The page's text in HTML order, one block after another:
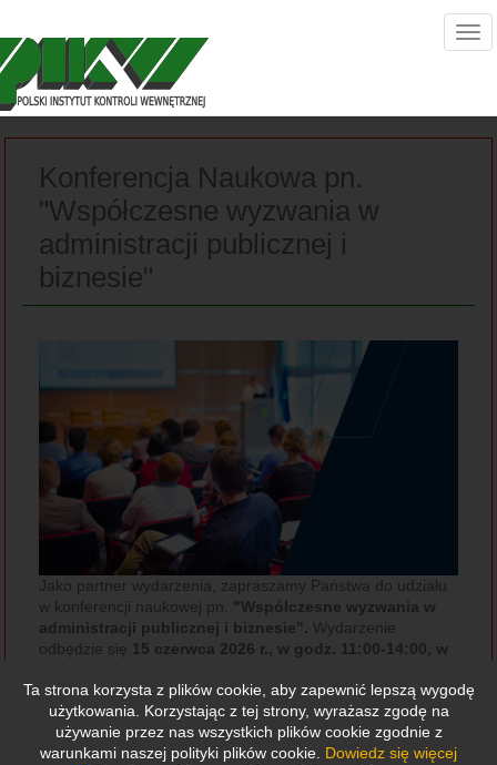
Konferencja Naukowa pn.
"Współczesne wyzwania w
administracji publicznej i
biznesie"
Jako partner wydarzenia, zapraszamy Państwa do udziału
w konferencji naukowej pn. "Współczesne wyzwania w
administracji publicznej i biznesie". Wydarzenie
odbędzie się 15 czerwca 2026 r., w godz. 11:00-14:00, w
uroczyste otwarcie drugiego w Polsce terenowego punktu
konsultacyjnego UODO w Katowicach.
Więcej informacji: LINK
Ta strona korzysta z plików cookie, aby zapewnić lepszą wygodę
użytkowania. Korzystając z tej strony, wyrażasz zgodę na
używanie przez nas wszystkich plików cookie zgodnie z
warunkami naszej polityki plików cookie. Dowiedz się więcej